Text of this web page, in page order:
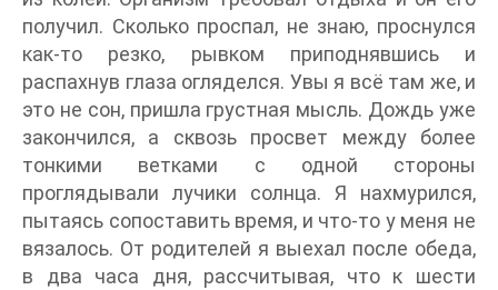
получил. Сколько проспал, не знаю, проснулся
как-то резко, рывком приподнявшись и
распахнув глаза огляделся. Увы я всё там же, и
это не сон, пришла грустная мысль. Дождь уже
закончился, а сквозь просвет между более
тонкими ветками с одной стороны
проглядывали лучики солнца. Я нахмурился,
пытаясь сопоставить время, и что-то у меня не
вязалось. От родителей я выехал после обеда,
в два часа дня, рассчитывая, что к шести